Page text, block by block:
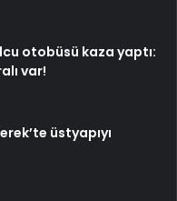
otobüsü kaza yaptı:
var!
üstyapıyı